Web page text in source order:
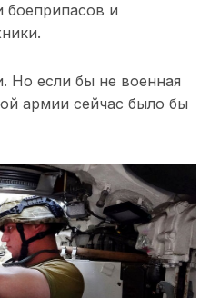
боеприпасов и
Но если бы не военная
армии сейчас было бы